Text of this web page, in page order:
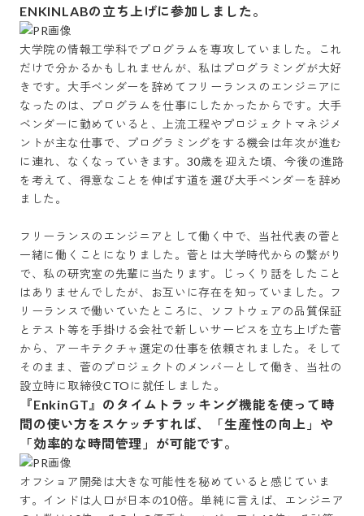
ENKINLABの立ち上げに参加しました。
大学院の情報工学科でプログラムを専攻していました。これ
だけで分かるかもしれませんが、私はプログラミングが大好
きです。大手ベンダーを辞めてフリーランスのエンジニアに
なったのは、プログラムを仕事にしたかったからです。大手
ベンダーに勤めていると、上流工程やプロジェクトマネジメ
ントが主な仕事で、プログラミングをする機会は年次が進む
に連れ、なくなっていきます。30歳を迎えた頃、今後の進路
を考えて、得意なことを伸ばす道を選び大手ベンダーを辞め
ました。
フリーランスのエンジニアとして働く中で、当社代表の菅と
一緒に働くことになりました。菅とは大学時代からの繋がり
で、私の研究室の先輩に当たります。じっくり話をしたこと
はありませんでしたが、お互いに存在を知っていました。フ
リーランスで働いていたところに、ソフトウェアの品質保証
とテスト等を手掛ける会社で新しいサービスを立ち上げた菅
から、アーキテクチャ選定の仕事を依頼されました。そして
そのまま、菅のプロジェクトのメンバーとして働き、当社の
設立時に取締役CTOに就任しました。
『EnkinGT』のタイムトラッキング機能を使って時
間の使い方をスケッチすれば、「生産性の向上」や
「効率的な時間管理」が可能です。
オフショア開発は大きな可能性を秘めていると感じていま
す。インドは人口が日本の10倍。単純に言えば、エンジニア